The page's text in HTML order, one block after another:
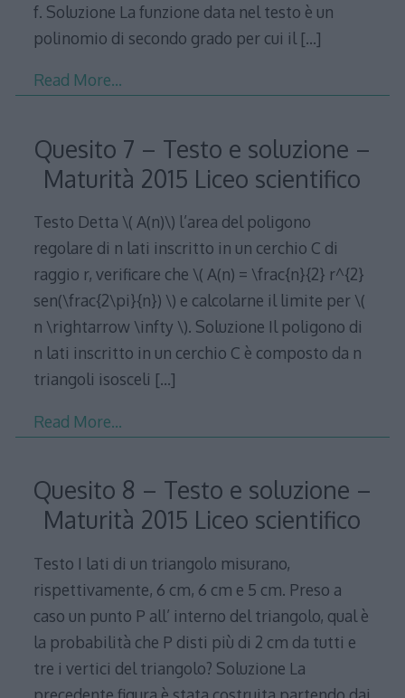
f. Soluzione La funzione data nel testo è un
polinomio di secondo grado per cui il […]
Read More…
Quesito 7 – Testo e soluzione –
Maturità 2015 Liceo scientifico
Testo Detta \( A(n)\) l’area del poligono
regolare di n lati inscritto in un cerchio C di
raggio r, verificare che \( A(n) = \frac{n}{2} r^{2}
sen(\frac{2\pi}{n}) \) e calcolarne il limite per \(
n \rightarrow \infty \). Soluzione Il poligono di
n lati inscritto in un cerchio C è composto da n
triangoli isosceli […]
Read More…
Quesito 8 – Testo e soluzione –
Maturità 2015 Liceo scientifico
Testo I lati di un triangolo misurano,
rispettivamente, 6 cm, 6 cm e 5 cm. Preso a
caso un punto P all’ interno del triangolo, qual è
la probabilità che P disti più di 2 cm da tutti e
tre i vertici del triangolo? Soluzione La